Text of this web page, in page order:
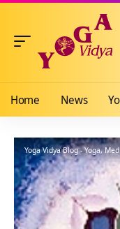
Home News
Yoga Vidya Blog - Yoga,